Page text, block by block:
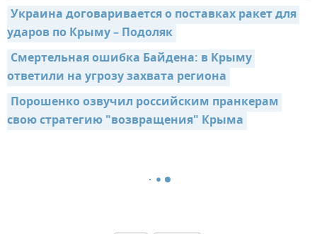
Украина договаривается о поставках ракет для
ударов по Крыму – Подоляк
Смертельная ошибка Байдена: в Крыму
ответили на угрозу захвата региона
Порошенко озвучил российским пранкерам
свою стратегию "возвращения" Крыма